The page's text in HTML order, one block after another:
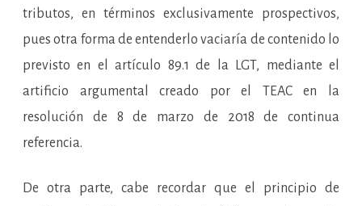
tributos, en términos exclusivamente prospectivos,
pues otra forma de entenderlo vaciaría de contenido lo
previsto en el artículo 89.1 de la LGT, mediante el
artificio argumental creado por el TEAC en la
resolución de 8 de marzo de 2018 de continua
referencia.
De otra parte, cabe recordar que el principio de